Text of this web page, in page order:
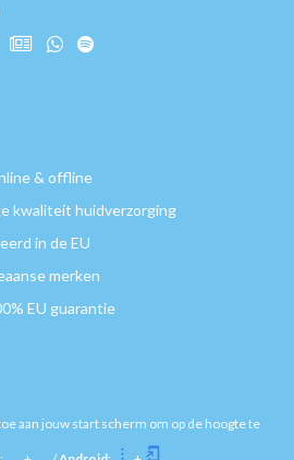
& offline
kwaliteit huidverzorging
in de EU
merken
EU guarantie
aan jouw start scherm om op de hoogte te